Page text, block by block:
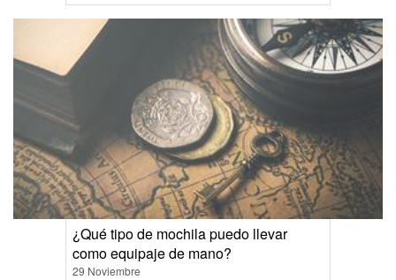
¿Qué tipo de mochila puedo llevar
como equipaje de mano?
29 Noviembre